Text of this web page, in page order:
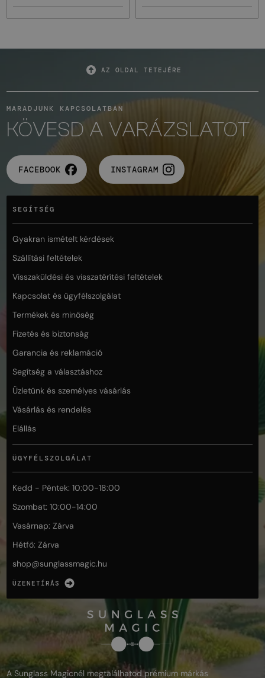
AZ OLDAL TETEJÉRE
MARADJUNK KAPCSOLATBAN
KÖVESD A VARÁZSLATOT
FACEBOOK INSTAGRAM
SEGÍTSÉG
Gyakran ismételt kérdések
Szállítási feltételek
Visszaküldési és visszatérítési feltételek
Kapcsolat és ügyfélszolgálat
Termékek és minőség
Fizetés és biztonság
Garancia és reklamáció
Segítség a választáshoz
Üzletünk és személyes vásárlás
Vásárlás és rendelés
Elállás
ÜGYFÉLSZOLGÁLAT
Kedd - Péntek: 10:00-18:00
Szombat: 10:00-14:00
Vasárnap: Zárva
Hétfő: Zárva
shop@sunglassmagic.hu
ÜZENETÍRÁS
A Sunglass Magicnél megtalálhatod prémium márkás